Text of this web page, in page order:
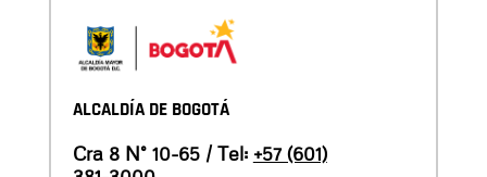
ALCALDÍA DE BOGOTÁ
Cra 8 N° 10-65 / Tel: +57 (601)